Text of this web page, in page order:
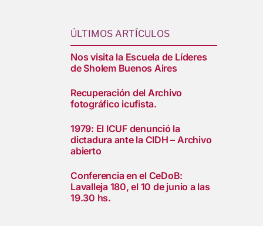
ÚLTIMOS ARTÍCULOS
Nos visita la Escuela de Líderes
de Sholem Buenos Aires
Recuperación del Archivo
fotográfico icufista.
1979: El ICUF denunció la
dictadura ante la CIDH – Archivo
abierto
Conferencia en el CeDoB:
Lavalleja 180, el 10 de junio a las
19.30 hs.